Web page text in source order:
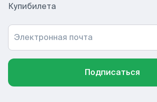
Купибилета
Электронная почта
Подписаться